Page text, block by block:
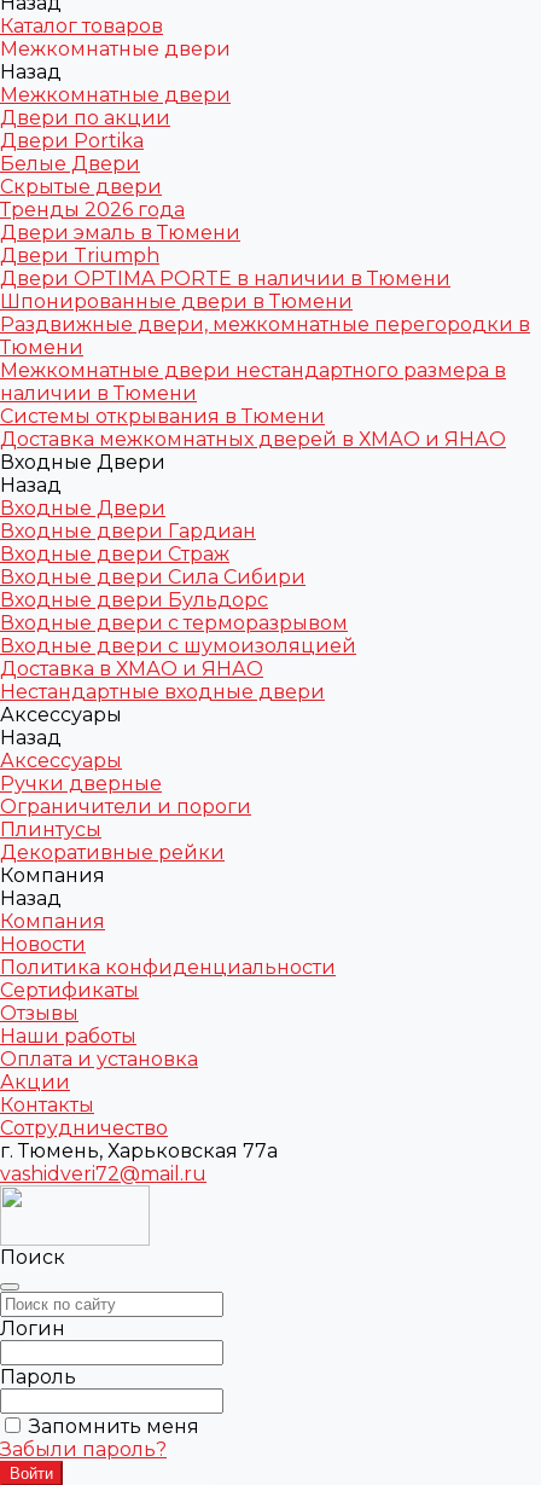
Каталог товаров
Межкомнатные двери
Назад
Межкомнатные двери
Двери по акции
Двери Portika
Белые Двери
Скрытые двери
Тренды 2026 года
Двери эмаль в Тюмени
Двери Triumph
Двери OPTIMA PORTE в наличии в Тюмени
Шпонированные двери в Тюмени
Раздвижные двери, межкомнатные перегородки в
Тюмени
Межкомнатные двери нестандартного размера в
наличии в Тюмени
Системы открывания в Тюмени
Доставка межкомнатных дверей в ХМАО и ЯНАО
Входные Двери
Назад
Входные Двери
Входные двери Гардиан
Входные двери Страж
Входные двери Сила Сибири
Входные двери Бульдорс
Входные двери с терморазрывом
Входные двери с шумоизоляцией
Доставка в ХМАО и ЯНАО
Нестандартные входные двери
Аксессуары
Назад
Аксессуары
Ручки дверные
Ограничители и пороги
Плинтусы
Декоративные рейки
Компания
Назад
Компания
Новости
Политика конфиденциальности
Сертификаты
Отзывы
Наши работы
Оплата и установка
Акции
Контакты
Сотрудничество
г. Тюмень, Харьковская 77а
vashidveri72@mail.ru
Поиск
Логин
Пароль
Запомнить меня
Забыли пароль?